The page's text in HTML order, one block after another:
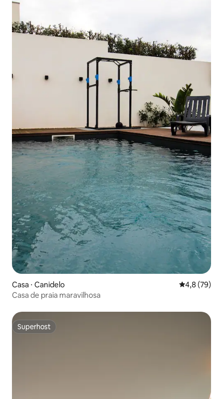
Casa ⋅ Canidelo 4,8 de uma
4,8 (79)
Casa de praia maravilhosa
Superhost
Superhost